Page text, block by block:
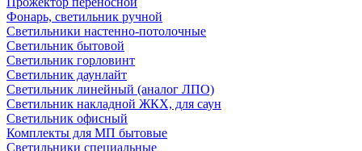
Фонарь, светильник ручной
Светильники настенно-потолочные
Светильник бытовой
Светильник горловинт
Светильник даунлайт
Светильник линейный (аналог ЛПО)
Светильник накладной ЖКХ, для саун
Светильник офисный
Комплекты для МП бытовые
Светильники специальные